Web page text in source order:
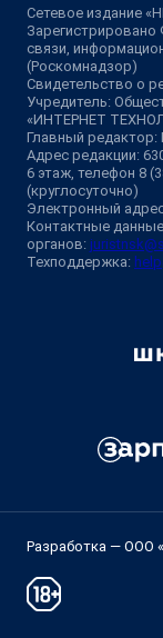
Сетевое издание
связи,
(Роскомнадзор)
Свидетельство о
Учредитель:
«ИНТЕРНЕТ
Главный редактор:
Адрес редакции:
6 этаж, телефон 8
(круглосуточно)
Электронный
Контактные
органов:
Техподдержка:
Разработка — ООО